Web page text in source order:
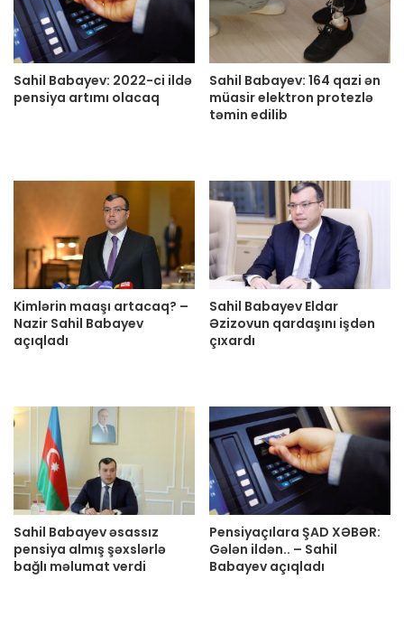
Sahil Babayev: 2022-ci ildə
pensiya artımı olacaq
Sahil Babayev: 164 qazi ən
müasir elektron protezlə
təmin edilib
Kimlərin maaşı artacaq? –
Nazir Sahil Babayev
açıqladı
Sahil Babayev Eldar
Əzizovun qardaşını işdən
çıxardı
Sahil Babayev əsassız
pensiya almış şəxslərlə
bağlı məlumat verdi
Pensiyaçılara ŞAD XƏBƏR:
Gələn ildən.. – Sahil
Babayev açıqladı